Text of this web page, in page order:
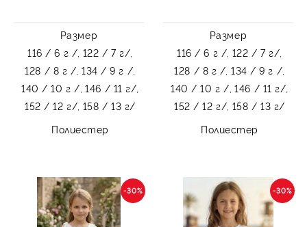
Размер
116 / 6 г /, 122 / 7 г/,
128 / 8 г /, 134 / 9 г /,
140 / 10 г /, 146 / 11 г/,
152 / 12 г/, 158 / 13 г/
Полиестер
Размер
116 / 6 г /, 122 / 7 г/,
128 / 8 г /, 134 / 9 г /,
140 / 10 г /, 146 / 11 г/,
152 / 12 г/, 158 / 13 г/
Полиестер
-30% -30%